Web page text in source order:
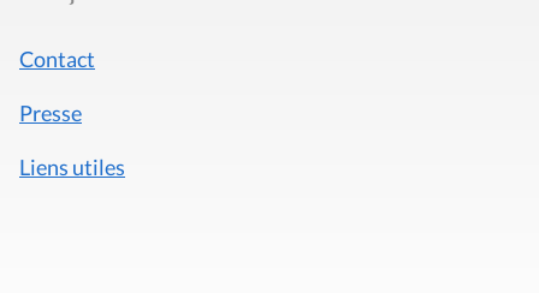
Contact
Presse
Liens utiles